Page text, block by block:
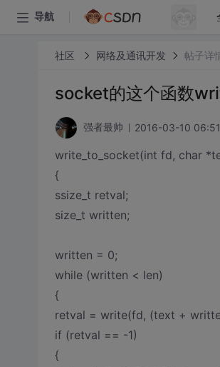
导航
社区 网络及通讯开发 帖子详
socket的这个函数
强者最帅 2016-03-10
write_to_socket(int fd, char
{
ssize_t retval;
size_t written;
written = 0;
while (written < len)
{
retval = write(fd, (text +
if (retval == -1)
{